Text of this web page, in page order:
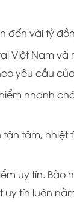
đến vài tỷ
Việt Nam và
yêu cầu
nhanh
tâm, nhiệt
uy tín. Bảo
tín luôn